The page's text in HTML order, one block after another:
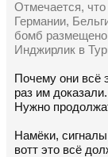
Отмечается,
Германии,
бомб
Инджирлик в
Почему они
раз им
Нужно
Намёки,
вотт это всё